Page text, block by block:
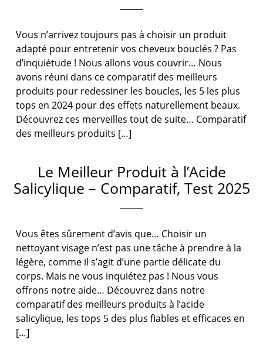
Vous n’arrivez toujours pas à choisir un produit
adapté pour entretenir vos cheveux bouclés ? Pas
d’inquiétude ! Nous allons vous couvrir… Nous
avons réuni dans ce comparatif des meilleurs
produits pour redessiner les boucles, les 5 les plus
tops en 2024 pour des effets naturellement beaux.
Découvrez ces merveilles tout de suite… Comparatif
des meilleurs produits […]
Le Meilleur Produit à l’Acide
Salicylique – Comparatif, Test 2025
Vous êtes sûrement d’avis que… Choisir un
nettoyant visage n’est pas une tâche à prendre à la
légère, comme il s’agit d’une partie délicate du
corps. Mais ne vous inquiétez pas ! Nous vous
offrons notre aide… Découvrez dans notre
comparatif des meilleurs produits à l’acide
salicylique, les tops 5 des plus fiables et efficaces en
[…]